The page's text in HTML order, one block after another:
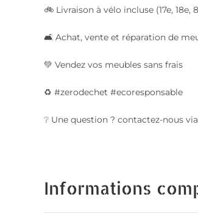
🚲 Livraison à vélo incluse (17e,
🛋️ Achat, vente et réparation de
💚 Vendez vos meubles sans frais
♻️ #zerodechet #ecoresponsable
❔ Une question ? contactez-nous
Informations